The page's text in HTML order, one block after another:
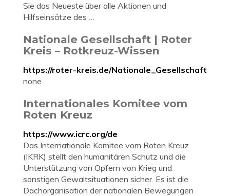
Sie das Neueste über alle Aktionen und
Hilfseinsätze des …
Nationale Gesellschaft | Roter
Kreis – Rotkreuz-Wissen
https://roter-kreis.de/Nationale_Gesellschaft
none
Internationales Komitee vom
Roten Kreuz
https://www.icrc.org/de
Das Internationale Komitee vom Roten Kreuz
(IKRK) stellt den humanitären Schutz und die
Unterstützung von Opfern von Krieg und
sonstigen Gewaltsituationen sicher. Es ist die
Dachorganisation der nationalen Bewegungen